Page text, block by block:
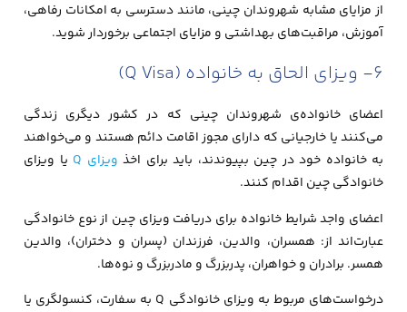
از مزایای مشابه شهروندان چینی، مانند دسترسی به امکانات رفاهی،
آموزش، مراقبت‌های بهداشتی و مزایای اجتماعی برخوردار شوید.
6- ویزای الحاق به خانواده (Q Visa)
اعضای خانواده‌ی شهروندان چینی که در کشور دیگری زندگی
می‌کنند یا خارجیانی که دارای مجوز اقامت دائم هستند و می‌خواهند
به خانواده خود در چین بپیوندند، باید برای اخذ ویزای Q
یا ویزای
خانوادگی چین اقدام کنند.
اعضای واجد شرایط خانواده برای دریافت ویزای چین از نوع خانوادگی
عبارت‌اند از: همسران، والدین، فرزندان (پسران و دختران)، والدین
همسر. برادران و خواهران، پدربزرگ و مادربزرگ و نوه‌ها.
درخواست‌های مربوط به ویزای خانوادگی Q به سفارت، کنسولگری یا